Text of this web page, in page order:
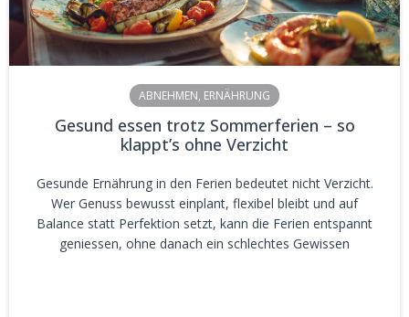
ABNEHMEN, ERNÄHRUNG
Gesund essen trotz Sommerferien – so
klappt’s ohne Verzicht
Gesunde Ernährung in den Ferien bedeutet nicht Verzicht.
Wer Genuss bewusst einplant, flexibel bleibt und auf
Balance statt Perfektion setzt, kann die Ferien entspannt
geniessen, ohne danach ein schlechtes Gewissen